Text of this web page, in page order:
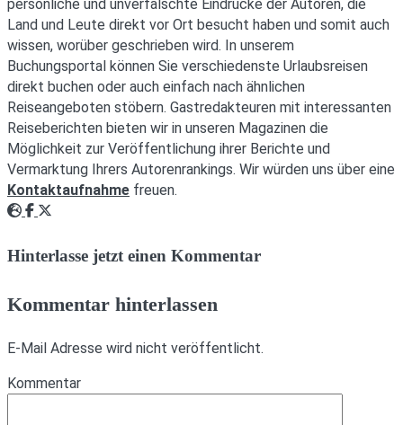
persönliche und unverfälschte Eindrücke der Autoren, die
Land und Leute direkt vor Ort besucht haben und somit auch
wissen, worüber geschrieben wird. In unserem
Buchungsportal können Sie verschiedenste Urlaubsreisen
direkt buchen oder auch einfach nach ähnlichen
Reiseangeboten stöbern. Gastredakteuren mit interessanten
Reiseberichten bieten wir in unseren Magazinen die
Möglichkeit zur Veröffentlichung ihrer Berichte und
Vermarktung Ihrers Autorenrankings. Wir würden uns über eine
Kontaktaufnahme freuen.
Webseite
Facebook
Hinterlasse jetzt einen Kommentar
Kommentar hinterlassen
E-Mail Adresse wird nicht veröffentlicht.
Kommentar